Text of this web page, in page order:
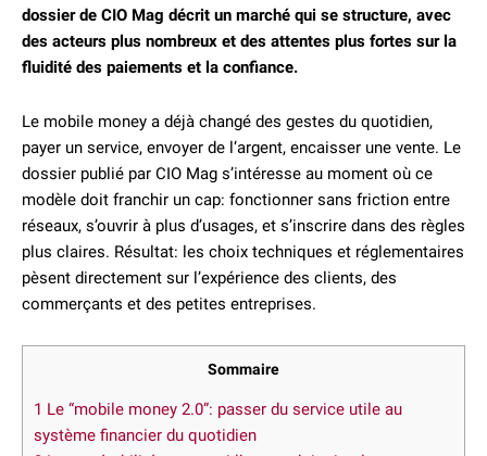
dossier de CIO Mag décrit un marché qui se structure, avec
des acteurs plus nombreux et des attentes plus fortes sur la
fluidité des paiements et la confiance.
Le mobile money a déjà changé des gestes du quotidien,
payer un service, envoyer de l’argent, encaisser une vente. Le
dossier publié par CIO Mag s’intéresse au moment où ce
modèle doit franchir un cap: fonctionner sans friction entre
réseaux, s’ouvrir à plus d’usages, et s’inscrire dans des règles
plus claires. Résultat: les choix techniques et réglementaires
pèsent directement sur l’expérience des clients, des
commerçants et des petites entreprises.
Sommaire
1 Le “mobile money 2.0”: passer du service utile au
système financier du quotidien